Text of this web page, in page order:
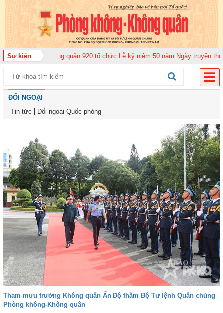
Sự kiện
Không quân 920 tổ chức Lễ kỷ niệm 50 năm Ngày truyền thống (12-11-
ĐỐI NGOẠI
Tin tức
Đối ngoại Quốc phòng
Tham mưu trưởng Không quân Ấn Độ thăm Bộ Tư lệnh Quân chủng
Phòng không-Không quân